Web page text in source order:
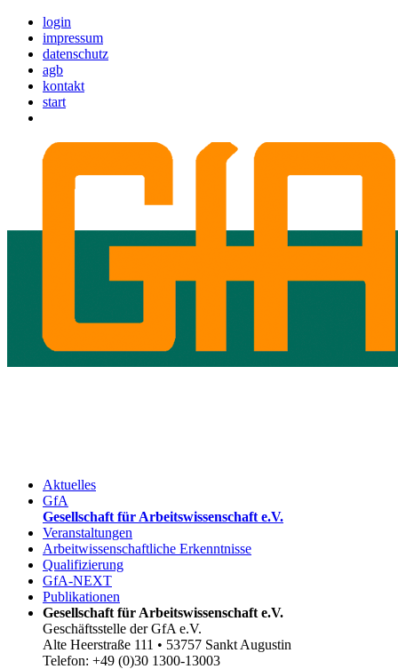
login
impressum
datenschutz
agb
kontakt
start
Aktuelles
GfA
Gesellschaft für Arbeitswissenschaft e.V.
Veranstaltungen
Arbeitwissenschaftliche Erkenntnisse
Qualifizierung
GfA-NEXT
Publikationen
Gesellschaft für Arbeitswissenschaft e.V.
Geschäftsstelle der GfA e.V.
Alte Heerstraße 111 • 53757 Sankt Augustin
Telefon: +49 (0)30 1300-13003